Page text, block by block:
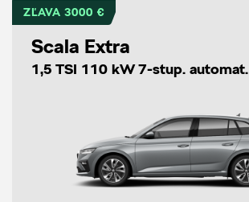
ZĽAVA 3000 €
Scala Extra
1,5 TSI 110 kW 7-stup. automat.